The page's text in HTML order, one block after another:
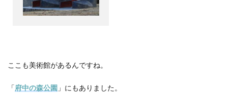
ここも美術館があるんですね。
「府中の森公園 」にもありました。